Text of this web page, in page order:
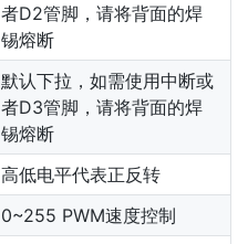
者D2管脚，请将背面的焊
锡熔断
默认下拉，如需使用中断或
者D3管脚，请将背面的焊
锡熔断
高低电平代表正反转
0~255 PWM速度控制